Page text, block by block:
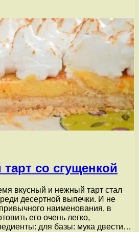
со сгущенкой
вкусный и нежный тарт стал
десертной выпечки. И не
наименования, в
его очень легко,
для базы: мука двести…